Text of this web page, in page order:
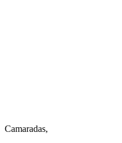
Camaradas,